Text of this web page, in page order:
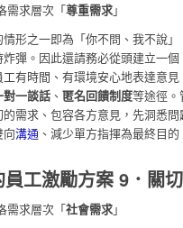
需求層次「尊重需求」
形之一即為「你不問、我不說
彈。因此還請務必從頭建立一
有時間、有環境安心地表達意
對一談話、 匿名回饋制度等途徑。
需求、包容各方意見，先洞悉
向溝通 、減少單方指揮為最終目的
工激勵方案 9．關
需求層次「社會需求」